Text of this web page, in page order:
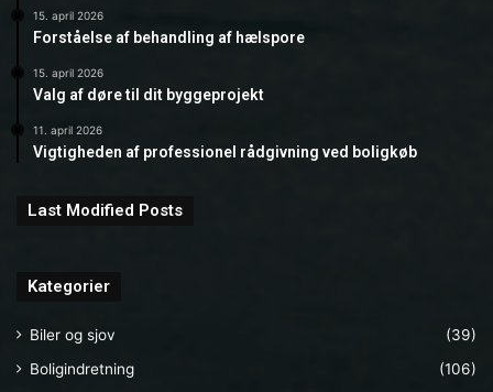
15. april 2026
Forståelse af behandling af hælspore
15. april 2026
Valg af døre til dit byggeprojekt
11. april 2026
Vigtigheden af professionel rådgivning ved boligkøb
Last Modified Posts
Kategorier
Biler og sjov
(39)
Boligindretning
(106)